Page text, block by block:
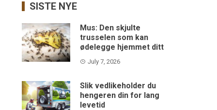
SISTE NYE
Mus: Den skjulte
trusselen som kan
ødelegge hjemmet ditt
July 7, 2026
Slik vedlikeholder du
hengeren din for lang
levetid